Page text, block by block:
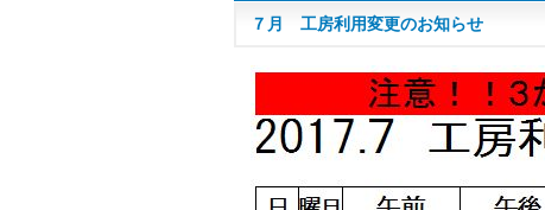
７月 工房利用変更のお知らせ